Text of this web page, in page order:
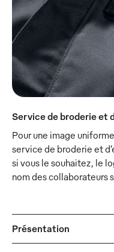
Service de broderie et
Pour une image
service de broderie et
si vous le souhaitez, le
nom des collaborateurs
Présentation